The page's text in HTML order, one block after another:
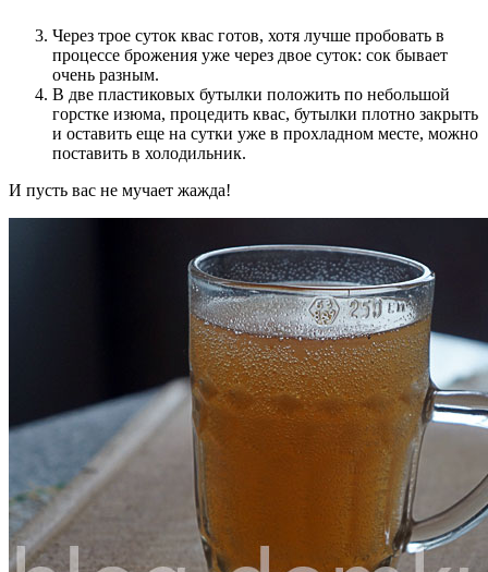
Через трое суток квас готов, хотя лучше пробовать в
процессе брожения уже через двое суток: сок бывает
очень разным.
В две пластиковых бутылки положить по небольшой
горстке изюма, процедить квас, бутылки плотно закрыть
и оставить еще на сутки уже в прохладном месте, можно
поставить в холодильник.
И пусть вас не мучает жажда!